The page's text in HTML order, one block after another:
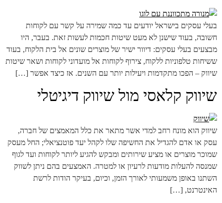
בעלי עסקים בישראל יודעים עד כמה שמירה על קשר עם לקוחות
חשובה, בעוד שישנן לא מעט שיטות חכמות לעשות זאת. בעבר, היו
מבצעים בעלי עסקים: דיוור ישיר של מוצרים שונים אל בית הלקוח, בעוד
ששיחות טלפוניות ללקוח, צירוף לקוחות אל מועדוני לקוחות ושאר שיטות
שיווק – הפכו מתקדמות ויעילות יותר עם השנים. אז כיצד אפשר […]
שיווק קלאסי מול שיווק דיגיטלי
שיווק הוא מונח רחב למדי אשר מתאר את כלל המאמצים של חברה,
עסק או אדם להגדיל את החשיפה שלו לקהל יעד פוטנציאלי; החל מעסק
שמוכר מוצרים או מציע שירותים ומבקש להגיע ליותר לקוחות ועד לגוף
שמנסה להעלות מודעות לרעיון או למטרה. האמצעים בהם ניתן לשווק
השתנו באופן משמעותי לאורך הזמן, וכיום, בעיקר הודות לרשת
האינטרנט, […]